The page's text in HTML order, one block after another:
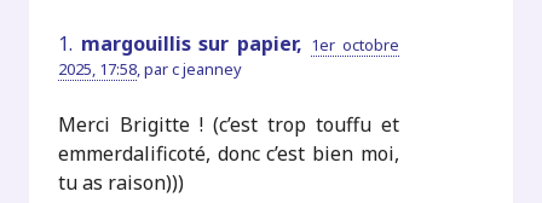
1. margouillis sur papier, 1er octobre
2025, 17:58,parc jeanney
Merci Brigitte ! (c’est trop touffu et
emmerdalificoté, donc c’est bien moi,
tu as raison)))